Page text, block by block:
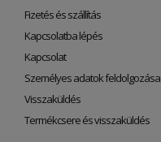
Fizetés és szállítás
Kapcsolatba lépés
Kapcsolat
Személyes adatok feldolgozása
Visszaküldés
Termékcsere és visszaküldés